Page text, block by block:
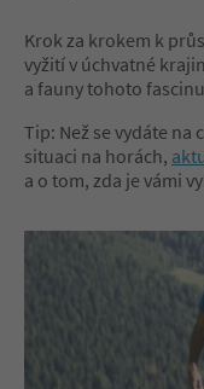
Krok za krokem k
vyžití v úchvatné
a fauny tohoto
Tip: Než se vydáte
situaci na horách,
a o tom, zda je vámi